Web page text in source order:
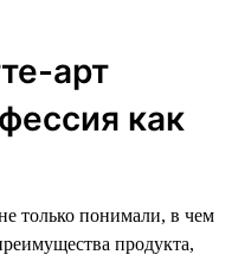
арт
как
только понимали, в чем
продукта,